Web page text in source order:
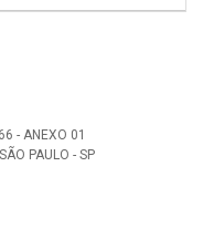
- ANEXO 01
PAULO - SP